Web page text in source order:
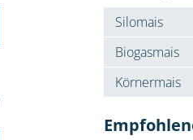
Silomais
Biogasmais
Körnermais